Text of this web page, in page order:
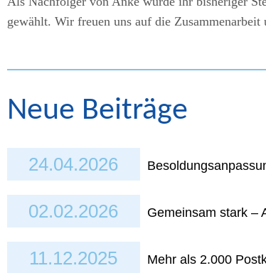
gewählt. Wir freuen uns auf die
Neue Beiträge
24.04.2026
02.02.2026 Gemeinsam stark –
11.12.2025 Mehr als 2.000